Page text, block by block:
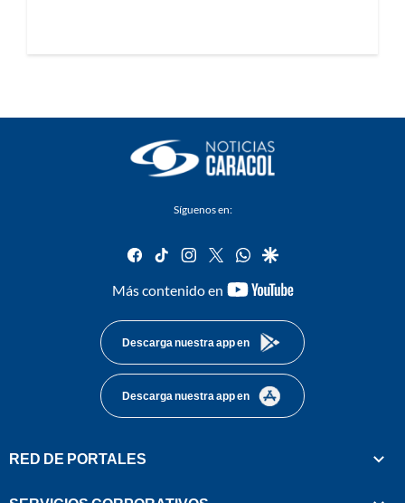
Síguenos en:
facebook
tiktok instagram
twitterwhatsapp
google
Más contenido en
youtube-
Descarga nuestra app en
Descarga nuestra app en
RED DE PORTALES